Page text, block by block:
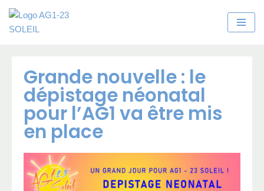
Aller
Grande nouvelle : le
dépistage néonatal
pour l’AG1 va être mis
en place